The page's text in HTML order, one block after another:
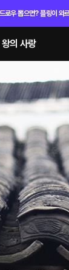
로우 뽑으면? 플링이 와
왕의 사랑